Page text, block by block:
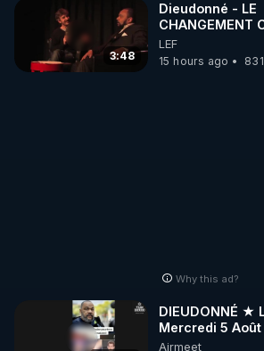
3:48
Dieudonné - LE
CHANGEMENT
MAINTENANT
LEF
15 hours ago
Why this ad?
DIEUDONNÉ ★
Mercredi 5
Airmeet